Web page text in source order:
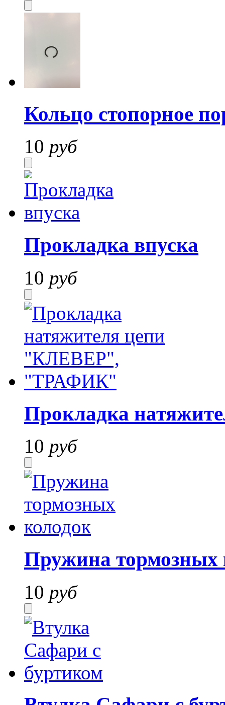
Кольцо стопорное
10 руб
Прокладка впуска
10 руб
Прокладка
10 руб
Пружина тормозных
10 руб